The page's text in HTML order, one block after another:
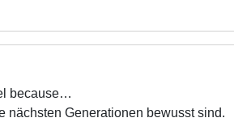
because…
nächsten Generationen bewusst sind.